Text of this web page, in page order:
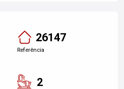
26147
Referência
2